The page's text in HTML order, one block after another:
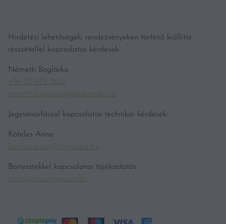
Hirdetési lehetőségek, rendezvényeken történő kiállítói
részvétellel kapcsolatos kérdések:
Németh Boglárka
+36 30 975 2652
nemeth.boglarka@kodmedia.hu
Jegyvásárlással kapcsolatos technikai kérdések:
Köteles Anna
koteles.anna@hgmedia.hu
Bortesztekkel kapcsolatos tájékoztatás
teszt@vincemagazin.hu